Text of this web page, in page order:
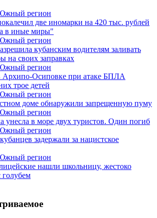
регион
две иномарки на 420 тыс. рублей
в иные миры"
регион
кубанским водителям заливать
на своих заправках
регион
Архипо-Осиповке при атаке БПЛА
трое детей
регион
доме обнаружили запрещенную пуму
регион
унесла в море двух туристов. Один погиб
регион
задержали за нацистское
регион
нашли школьницу, жестоко